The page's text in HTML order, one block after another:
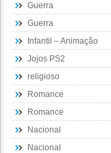
Guerra
Guerra
Infantil – Animação
Jojos PS2
religioso
Romance
Romance
Nacional
Nacional